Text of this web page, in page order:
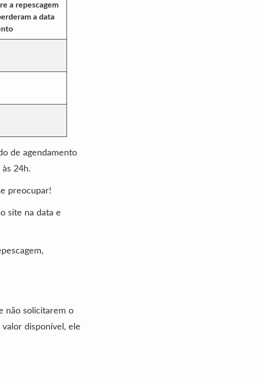
a repescagem
a data
de agendamento
24h.
preocupar!
site na data e
não solicitarem o
disponível, ele